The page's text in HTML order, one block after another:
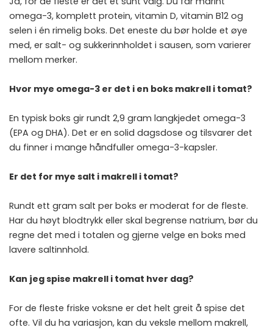
omega-3, komplett protein, vitamin D, vitamin B12 og
selen i én rimelig boks. Det eneste du bør holde et øye
med, er salt- og sukkerinnholdet i sausen, som varierer
mellom merker.
Hvor mye omega-3 er det i en boks makrell i tomat?
En typisk boks gir rundt 2,9 gram langkjedet omega-3
(EPA og DHA). Det er en solid dagsdose og tilsvarer det
du finner i mange håndfuller omega-3-kapsler.
Er det for mye salt i makrell i tomat?
Rundt ett gram salt per boks er moderat for de fleste.
Har du høyt blodtrykk eller skal begrense natrium, bør du
regne det med i totalen og gjerne velge en boks med
lavere saltinnhold.
Kan jeg spise makrell i tomat hver dag?
For de fleste friske voksne er det helt greit å spise det
ofte. Vil du ha variasjon, kan du veksle mellom makrell,